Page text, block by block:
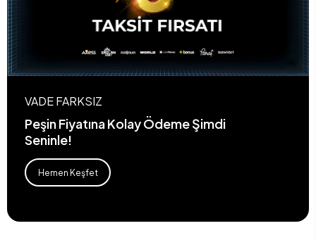
VADE FARKSIZ
Peşin Fiyatına Kolay Ödeme Şimdi
Seninle!
Hemen Keşfet